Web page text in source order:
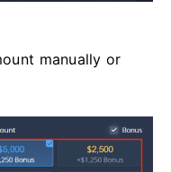
manually or